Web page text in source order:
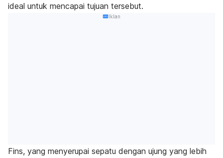
ideal untuk mencapai tujuan tersebut.
Iklan
Fins, yang menyerupai sepatu dengan ujung yang lebih